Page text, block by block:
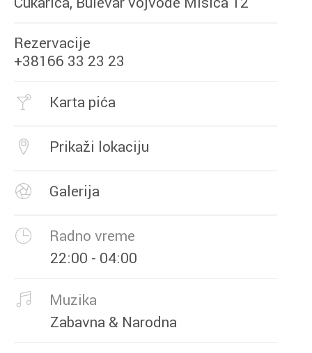
Rezervacije
+38166 33 23 23
Karta pića
Prikaži lokaciju
Galerija
Radno vreme
22:00 - 04:00
Muzika
Zabavna & Narodna